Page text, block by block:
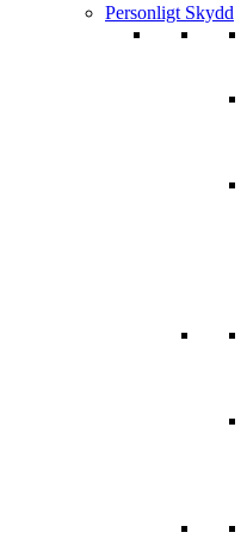
Personligt Skydd